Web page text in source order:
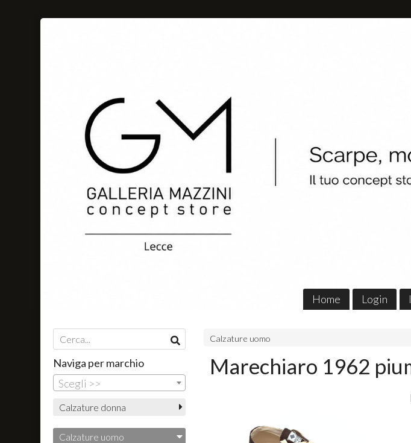
Home Login
Calzature uomo
Marechiaro 1962
Naviga per marchio
Scegli >>
Calzature donna
Calzature uomo